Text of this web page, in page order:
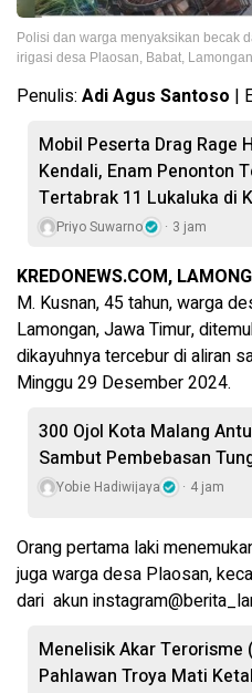
Polisi dan warga menyaksikan becak
irigasi desa Plaosan, Babat,
Penulis: Adi Agus Santoso |
Mobil Peserta Drag Rage
Kendali, Enam Penonton
Tertabrak 11 Lukaluka di
Priyo Suwarno 3 jam
KREDONEWS.COM,
M. Kusnan, 45 tahun, warga
Lamongan, Jawa Timur,
dikayuhnya tercebur di aliran
Minggu 29 Desember 2024.
300 Ojol Kota Malang
Sambut Pembebasan
Yobie Hadiwijaya 4 jam
Orang pertama laki
juga warga desa Plaosan,
dari akun
Menelisik Akar Terorisme
Pahlawan Troya Mati